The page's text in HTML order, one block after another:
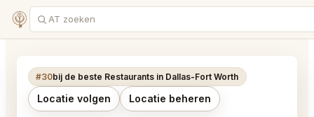
#30bij de beste Restaurants in Dallas-Fort Worth
Locatie volgen Locatie beheren